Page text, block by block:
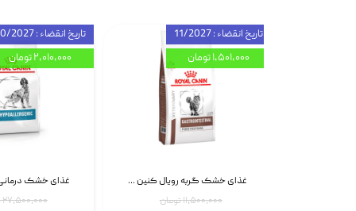
۲۷,۵۰۰,۰۰۰ تومان
تاریخ انقضاء : 10/2027
۲,۰۱۰,۰۰۰ تومان
غذای خشک گربه رویال کنین Gastrointestinal Fibre Response وزن 2 کیلوگرم | پت استوک
۱۱,۵۰۰,۰۰۰ تومان
تاریخ انقضاء : 11/2027
۱,۵۰۱,۰۰۰ تومان